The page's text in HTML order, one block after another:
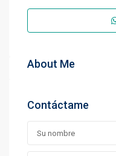
About Me
Contáctame